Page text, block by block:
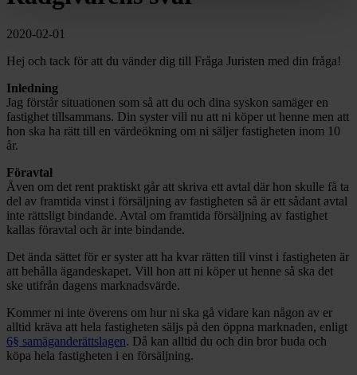
2020-02-01
Hej och tack för att du vänder dig till Fråga Juristen med din fråga!
Inledning
Jag förstår situationen som så att du och dina syskon samäger en
fastighet tillsammans. Din syster vill nu att ni köper ut henne men att
hon ska ha rätt till en värdeökning om ni säljer fastigheten inom 10
år.
Föravtal
Även om det rent praktiskt går att skriva ett avtal där hon skulle få ta
del av framtida vinst i försäljning av fastigheten så är ett sådant avtal
inte rättsligt bindande. Avtal om framtida försäljning av fastighet
kallas föravtal och är inte bindande.
Det ända sättet för er syster att ha kvar rätten till vinst i fastigheten är
att behålla ägandeskapet. Vill hon att ni köper ut henne så ska det
ske utifrån dagens marknadsvärde.
Kommer ni inte överens om hur ni ska gå vidare kan någon av er
alltid kräva att hela fastigheten säljs på den öppna marknaden, enligt
6§ samäganderättslagen. Då kan alltid du och din bror buda och
köpa hela fastigheten i en försäljning.